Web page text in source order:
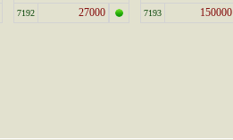
7192 27000 7193 150000